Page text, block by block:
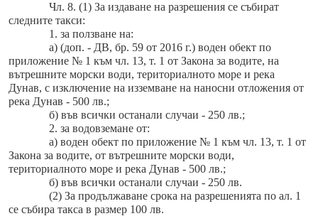
Чл. 8. (1) За издаване на разрешения се събират
следните такси:
1. за ползване на:
а) (доп. - ДВ, бр. 59 от 2016 г.) воден обект по
приложение № 1 към чл. 13, т. 1 от Закона за водите, на
вътрешните морски води, териториалното море и река
Дунав, с изключение на изземване на наносни отложения от
река Дунав - 500 лв.;
б) във всички останали случаи - 250 лв.;
2. за водовземане от:
а) воден обект по приложение № 1 към чл. 13, т. 1 от
Закона за водите, от вътрешните морски води,
териториалното море и река Дунав - 500 лв.;
б) във всички останали случаи - 250 лв.
(2) За продължаване срока на разрешенията по ал. 1
се събира такса в размер 100 лв.